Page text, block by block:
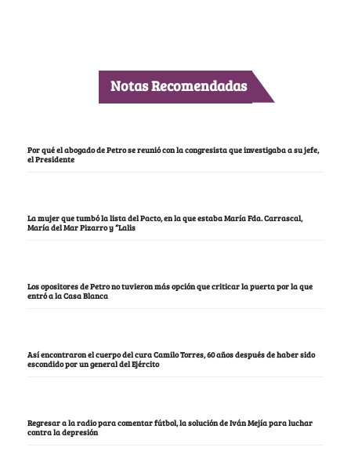
Notas Recomendadas
Por qué el abogado de Petro se reunió con la congresista que investigaba a su jefe,
el Presidente
La mujer que tumbó la lista del Pacto, en la que estaba María Fda. Carrascal,
María del Mar Pizarro y “Lalis
Los opositores de Petro no tuvieron más opción que criticar la puerta por la que
entró a la Casa Blanca
Así encontraron el cuerpo del cura Camilo Torres, 60 años después de haber sido
escondido por un general del Ejército
Regresar a la radio para comentar fútbol, la solución de Iván Mejía para luchar
contra la depresión